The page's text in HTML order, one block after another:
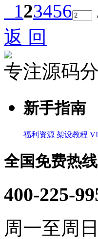
123456
返 回
专注源码
新手指南
福利资源 架设教程
全国免费热
400-225-
周一至周